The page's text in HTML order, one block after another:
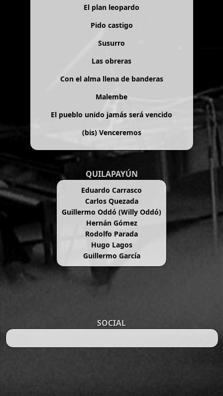
El plan leopardo
Pido castigo
Susurro
Las obreras
Con el alma llena de banderas
Malembe
El pueblo unido jamás será vencido
(bis) Venceremos
QUILAPAYÚN
Eduardo Carrasco
Carlos Quezada
Guillermo Oddó (Willy Oddó)
Hernán Gómez
Rodolfo Parada
Hugo Lagos
Guillermo García
SOCIAL